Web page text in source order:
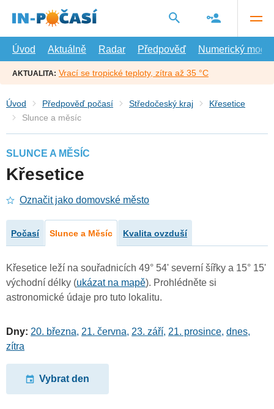
hlavní
Úvod
Aktuálně Radar Předpověď Numerický model
AKTUALITA: Vrací se tropické teploty, zítra až 35 °C
Úvod Předpověď počasí Středočeský kraj
Křesetice
Slunce a měsíc
SLUNCE A MĚSÍC
Křesetice
Označit jako domovské město
Počasí Slunce a Měsíc Kvalita ovzduší
Křesetice leží na souřadnicích 49° 54' severní šířky a 15° 15'
východní délky (ukázat na mapě). Prohlédněte si
astronomické údaje pro tuto lokalitu.
Dny: 20. března, 21. června, 23. září, 21. prosince, dnes,
zítra
Vybrat den